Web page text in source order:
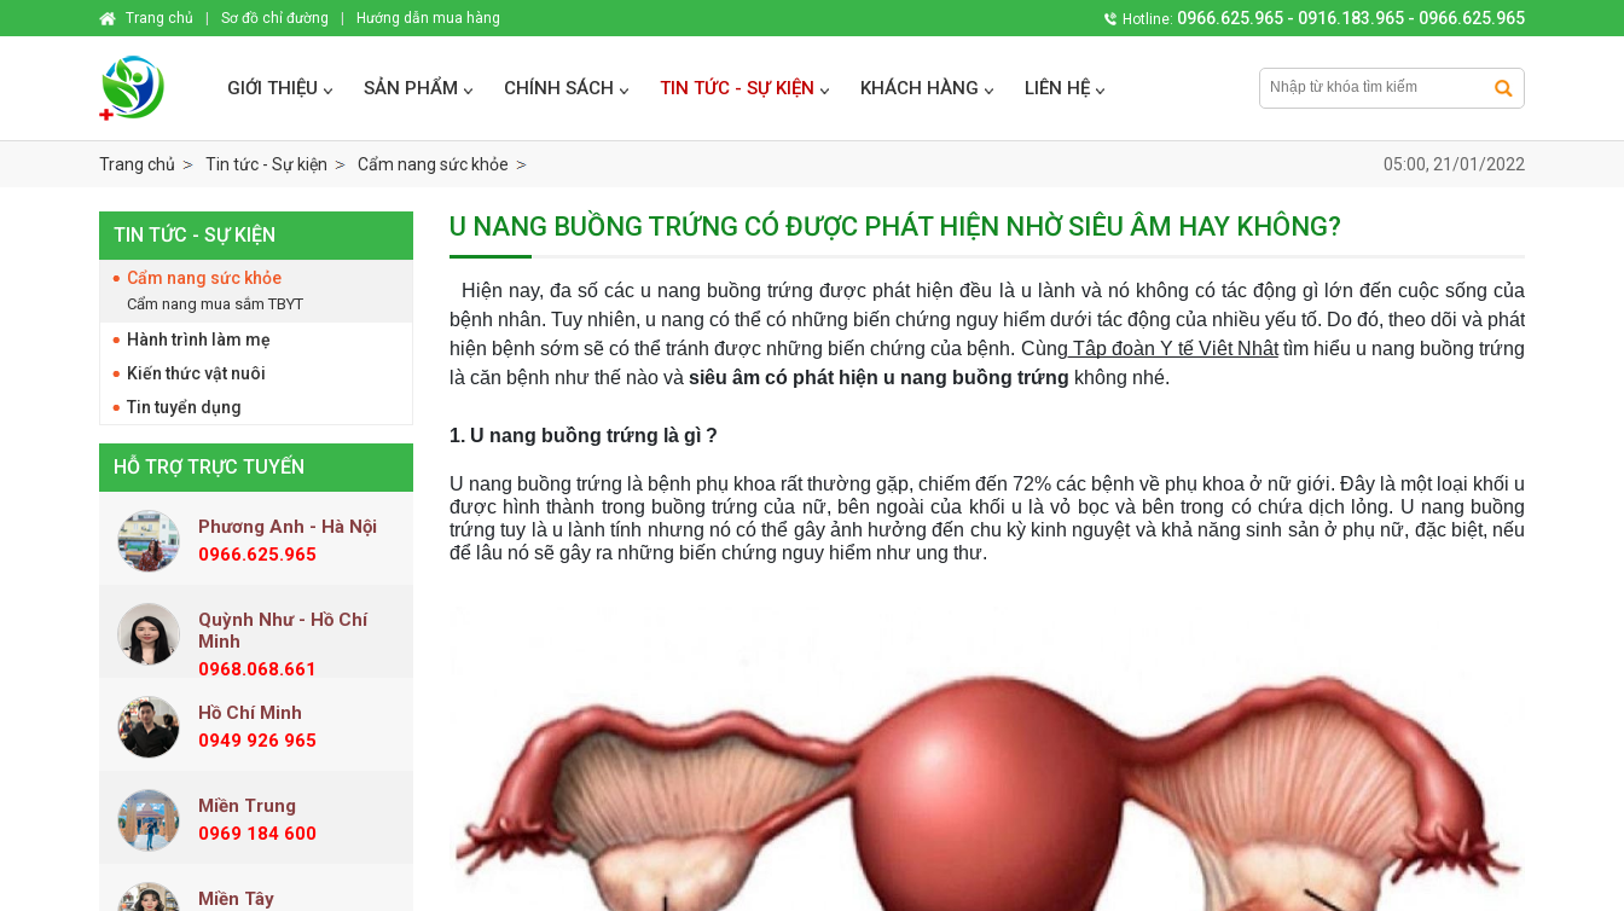
GIỚI THIỆU SẢN PHẨM CHÍNH SÁCH TIN TỨC - SỰ KIỆN KHÁCH HÀNG LIÊN HỆ
05:00, 21/01/2022
Trang chủ Tin tức - Sự kiện Cẩm nang sức khỏe
TIN TỨC - SỰ KIỆN
Cẩm nang sức khỏe
Cẩm nang mua sắm TBYT
Hành trình làm mẹ
Kiến thức vật nuôi
Tin tuyển dụng
HỖ TRỢ TRỰC TUYẾN
Phương Anh - Hà Nội
0966.625.965
Quỳnh Như - Hồ Chí
Minh
0968.068.661
Hồ Chí Minh
0949 926 965
Miền Trung
0969 184 600
Miền Tây
U NANG BUỒNG TRỨNG CÓ ĐƯỢC PHÁT HIỆN NHỜ SIÊU ÂM HAY KHÔNG?
Hiện nay, đa số các u nang buồng trứng được phát hiện đều là u lành và nó không có tác động gì lớn đến cuộc sống của
bệnh nhân. Tuy nhiên, u nang có thể có những biến chứng nguy hiểm dưới tác động của nhiều yếu tố. Do đó, theo dõi và phát
hiện bệnh sớm sẽ có thể tránh được những biến chứng của bệnh. Cùng Tập đoàn Y tế Việt Nhật tìm hiểu u nang buồng trứng
là căn bệnh như thế nào và siêu âm có phát hiện u nang buồng trứng không nhé.
1. U nang buồng trứng là gì ?
U nang buồng trứng là bệnh phụ khoa rất thường gặp, chiếm đến 72% các bệnh về phụ khoa ở nữ giới. Đây là một loại khối u
được hình thành trong buồng trứng của nữ, bên ngoài của khối u là vỏ bọc và bên trong có chứa dịch lỏng. U nang buồng
trứng tuy là u lành tính nhưng nó có thể gây ảnh hưởng đến chu kỳ kinh nguyệt và khả năng sinh sản ở phụ nữ, đặc biệt, nếu
để lâu nó sẽ gây ra những biến chứng nguy hiểm như ung thư.
Hotline: 0966.625.965 - 0916.183.965 - 0966.625.965
Trang chủ Sơ đồ chỉ đường Hướng dẫn mua hàng